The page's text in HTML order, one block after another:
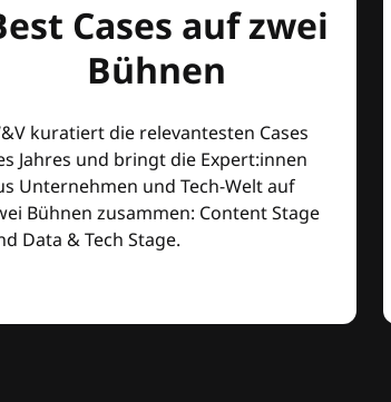
Cases auf zwei
Bühnen
kuratiert die relevantesten Cases
Jahres und bringt die Expert:innen
Unternehmen und Tech-Welt auf
Bühnen zusammen: Content Stage
Data & Tech Stage.